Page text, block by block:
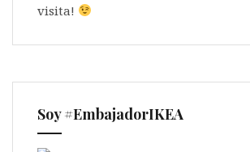
visita!
Soy #EmbajadorIKEA